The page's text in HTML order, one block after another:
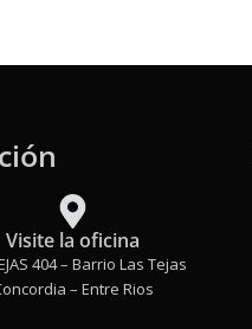
Visite la oficina
404 – Barrio Las Tejas
– Entre Rios